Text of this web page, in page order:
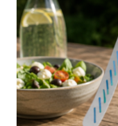
€ 199,00
inclusief btw